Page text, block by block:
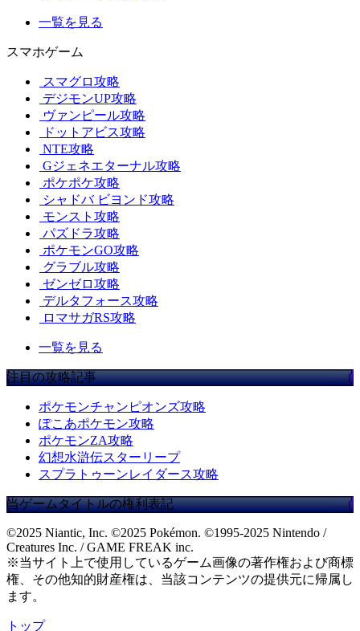
一覧を見る
スマホゲーム
スマグロ攻略
デジモンUP攻略
ヴァンピール攻略
ドットアビス攻略
NTE攻略
Gジェネエターナル攻略
ポケポケ攻略
シャドバ ビヨンド攻略
モンスト攻略
パズドラ攻略
ポケモンGO攻略
グラブル攻略
ゼンゼロ攻略
デルタフォース攻略
ロマサガRS攻略
一覧を見る
注目の攻略記事
ポケモンチャンピオンズ攻略
ぽこあポケモン攻略
ポケモンZA攻略
幻想水滸伝スターリープ
スプラトゥーンレイダース攻略
当ゲームタイトルの権利表記
©2025 Niantic, Inc. ©2025 Pokémon. ©1995-2025 Nintendo /
Creatures Inc. / GAME FREAK inc.
※当サイト上で使用しているゲーム画像の著作権および商標
権、その他知的財産権は、当該コンテンツの提供元に帰属し
ます。
トップ